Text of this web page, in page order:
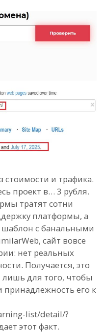
стоимости и трафика.
проект в… 3 рубля.
тратят сотни
платформы, а
с банальными
сайт вовсе
нет реальных
Получается, это
лишь для того, чтобы
принадлежность его к
list/detail/?
этот факт.